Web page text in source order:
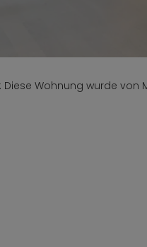
Diese Wohnung wurde